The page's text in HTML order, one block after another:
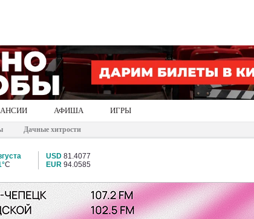
АФИША ИГРЫ
Дачные хитрости
C
USD 81.4077
EUR 94.0585